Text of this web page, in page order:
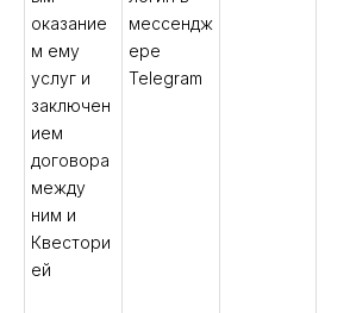
оказание
м ему
услуг и
заключен
ием
договора
между
ним и
Квестори
ей
мессендж
ере
Telegram